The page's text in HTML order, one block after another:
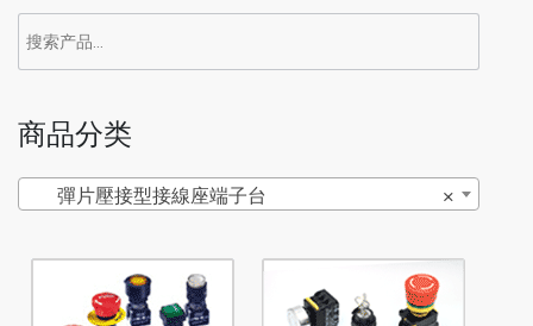
商品分类
×
彈片壓接型接線座端子台